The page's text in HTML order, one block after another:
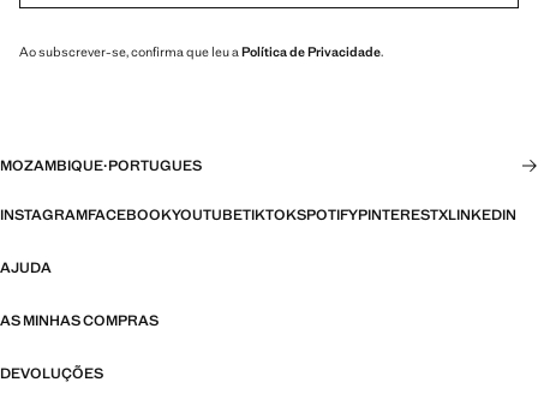
Ao subscrever-se, confirma que leu a Política de Privacidade.
MOZAMBIQUE·PORTUGUES
INSTAGRAMFACEBOOKYOUTUBETIKTOKSPOTIFYPINTERESTXLINKEDIN
AJUDA
AS MINHAS COMPRAS
DEVOLUÇÕES